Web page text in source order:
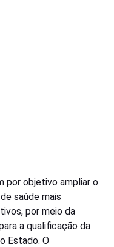
por objetivo ampliar o
saúde mais
por meio da
a qualificação da
Estado. O